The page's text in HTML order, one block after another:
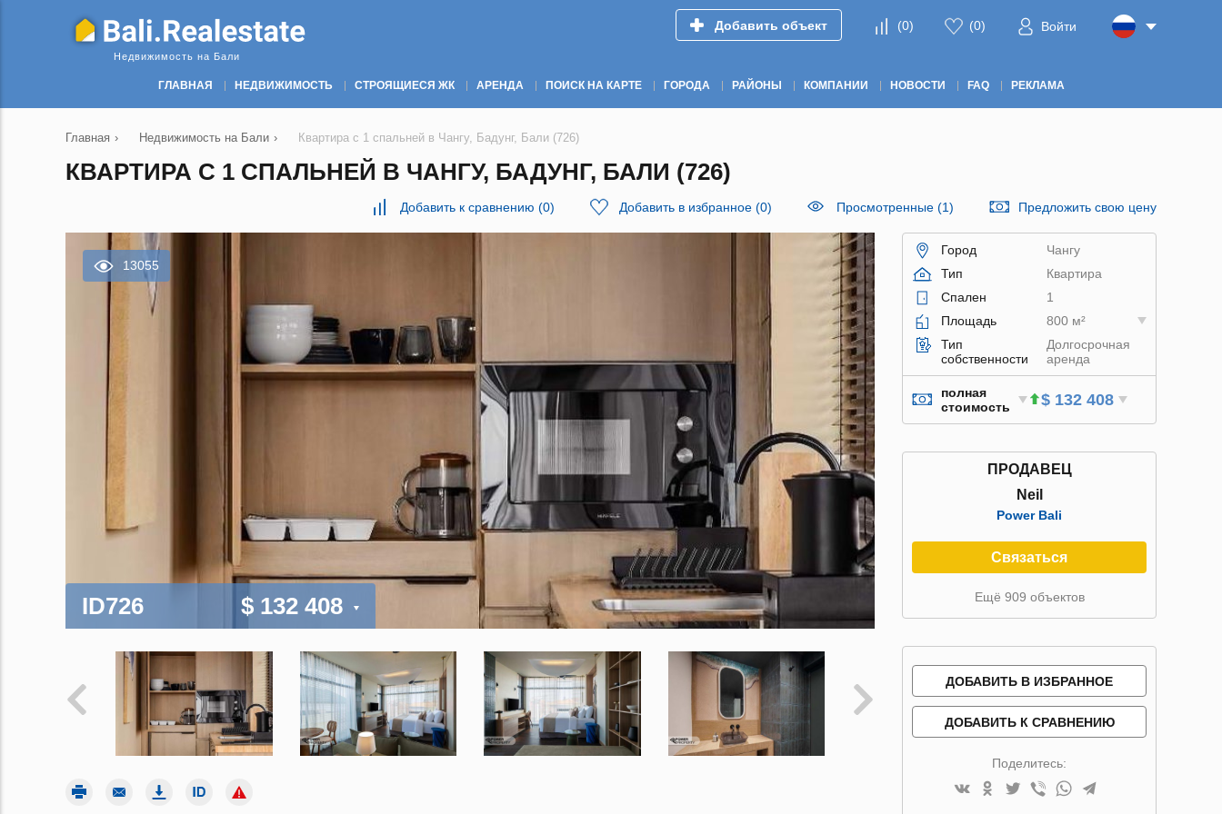
Недвижимость на Бали
Добавить объект (0) (0) Войти
ГЛАВНАЯ НЕДВИЖИМОСТЬ СТРОЯЩИЕСЯ ЖК АРЕНДА ПОИСК НА КАРТЕ ГОРОДА РАЙОНЫ КОМПАНИИ НОВОСТИ FAQ РЕКЛАМА
Главная › Недвижимость на Бали › Квартира с 1 спальней в Чангу, Бадунг, Бали (726)
КВАРТИРА С 1 СПАЛЬНЕЙ В ЧАНГУ, БАДУНГ, БАЛИ (726)
Добавить к сравнению (0) Добавить в избранное (0) Просмотренные (1) Предложить свою цену
13055
ID726 $ 132 408
Город
Чангу
Тип
Квартира
Спален
1
Площадь
800 м²
Тип
собственности
Долгосрочная
аренда
полная
стоимость
$ 132 408
ПРОДАВЕЦ
Neil
Power Bali
Связаться
Ещё 909 объектов
ДОБАВИТЬ В ИЗБРАННОЕ
ДОБАВИТЬ К СРАВНЕНИЮ
Поделитесь: